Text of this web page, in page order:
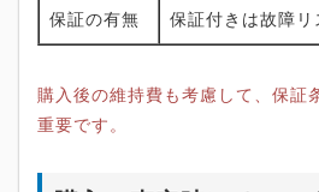
保証の有無 保証付きは故障
購入後の維持費も考慮して、保証
重要です。